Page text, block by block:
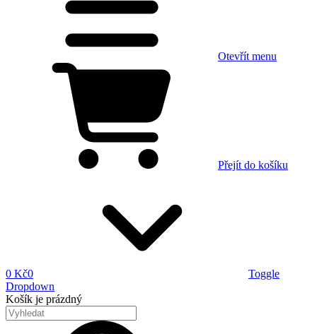
Otevřít menu
Přejít do košíku
0 Kč0
Toggle
Dropdown
Košík je prázdný